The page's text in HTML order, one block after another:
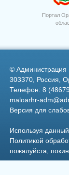
Портал
© Администрация
303370, Россия,
Телефон: 8
maloarhr-
Версия для
Используя
Политикой
пожалуйста,